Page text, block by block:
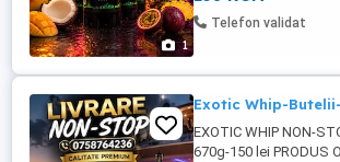
1
Telefon validat
Exotic Whip-
EXOTIC WHIP NON-
670g-150 lei PRODUS